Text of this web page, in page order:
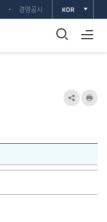
경영공시 KOR
통
색
열
기
전체메뉴 열기
공
열
인